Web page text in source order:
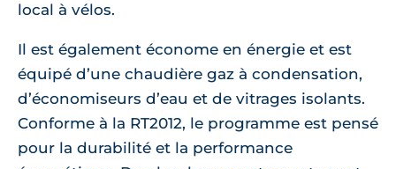
local à vélos.
Il est également économe en énergie et est
équipé d’une chaudière gaz à condensation,
d’économiseurs d’eau et de vitrages isolants.
Conforme à la RT2012, le programme est pensé
pour la durabilité et la performance